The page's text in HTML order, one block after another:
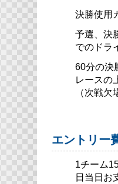
決勝使用
予選、決
でのドラ
60分の決
レースの
（次戦
エントリー
1チーム
日当日お